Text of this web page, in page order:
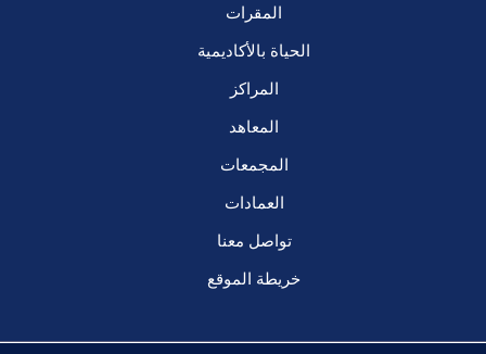
المقرات
الحياة بالأكاديمية
المراكز
المعاهد
المجمعات
العمادات
تواصل معنا
خريطة الموقع